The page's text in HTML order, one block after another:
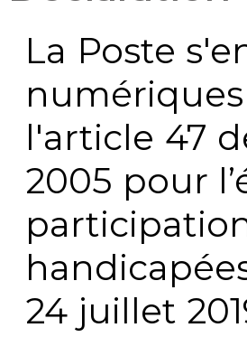
La Poste
l'article 47
2005 pour
24 juillet